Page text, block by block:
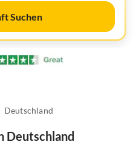
Suchen
Deutschland
Deutschland